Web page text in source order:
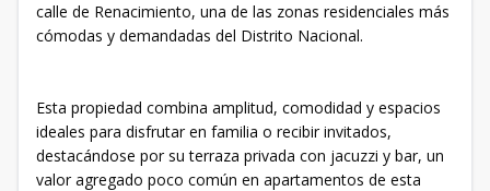
calle de Renacimiento, una de las zonas residenciales más
cómodas y demandadas del Distrito Nacional.
Esta propiedad combina amplitud, comodidad y espacios
ideales para disfrutar en familia o recibir invitados,
destacándose por su terraza privada con jacuzzi y bar, un
valor agregado poco común en apartamentos de esta